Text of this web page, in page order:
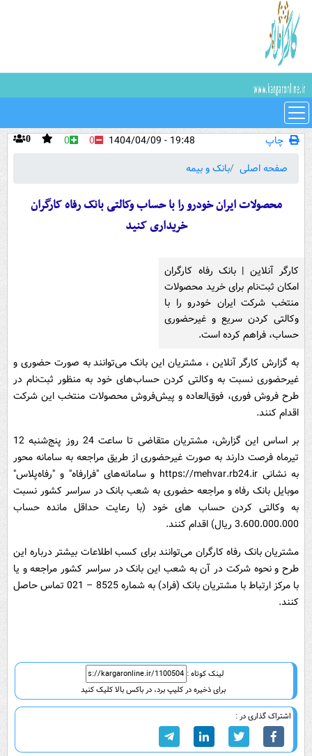
چاپ 0 0 0
19:48 - 1404/04/09
صفحه اصلی
بانک و بیمه
محصولات ایران خودرو را با حساب وکالتی بانک رفاه کارگران
خریداری کنید
کارگر آنلاین | بانک رفاه کارگران
امکان ثبت‌نام برای خرید محصولات
منتخب شرکت ایران خودرو را با
وکالتی کردن سریع و غیرحضوری
حساب، فراهم کرده است.
به گزارش کارگر آنلاین ، مشتریان این بانک می‌توانند به صورت حضوری و
غیرحضوری نسبت به وکالتی کردن حساب‌های خود به منظور ثبت‌نام در
طرح فروش فوری، فوق‌العاده و پیش‌فروش محصولات منتخب این شرکت
اقدام کنند.
بر اساس این گزارش، مشتریان متقاضی تا ساعت 24 روز پنج‌شنبه 12
تیرماه فرصت دارند به صورت غیرحضوری از طریق مراجعه به سامانه محور
به نشانی https://mehvar.rb24.ir و سامانه‌های "فرارفاه" و "رفاه‌پلاس"
موبایل بانک رفاه و مراجعه حضوری به شعب بانک در سراسر کشور نسبت
به وکالتی کردن حساب های خود (با رعایت حداقل مانده حساب
3.600.000.000 ریال) اقدام کنند.
مشتریان بانک رفاه کارگران می‌توانند برای کسب اطلاعات بیشتر درباره این
طرح و نحوه شرکت در آن به شعب این بانک در سراسر کشور مراجعه و یا
با مرکز ارتباط با مشتریان بانک (فراد) به شماره 8525 – 021 تماس حاصل
کنند.
لینک کوتاه :
برای ذخیره در کلیپ برد، در باکس بالا کلیک کنید
اشتراک گذاری در :